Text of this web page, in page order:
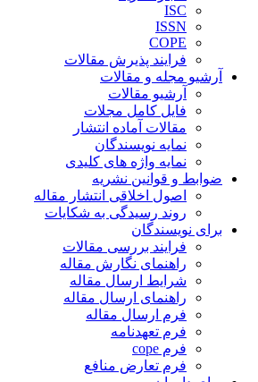
ISC
ISSN
COPE
فرایند پذیرش مقالات
آرشیو مجله و مقالات
آرشیو مقالات
فایل کامل مجلات
مقالات آماده انتشار
نمایه نویسندگان
نمایه واژه های کلیدی
ضوابط و قوانین نشریه
اصول اخلاقی انتشار مقاله
روند رسیدگی به شکایات
برای نویسندگان
فرایند بررسی مقالات
راهنمای نگارش مقاله
شرایط ارسال مقاله
راهنمای ارسال مقاله
فرم ارسال مقاله
فرم تعهدنامه
فرم cope
فرم تعارض منافع